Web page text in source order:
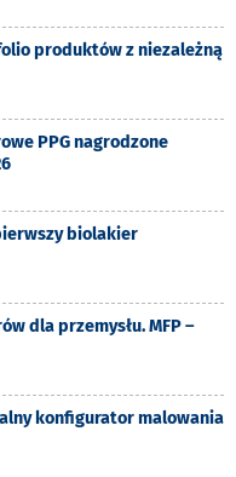
produktów z niezależną
PPG nagrodzone
biolakier
dla przemysłu. MFP –
konfigurator malowania